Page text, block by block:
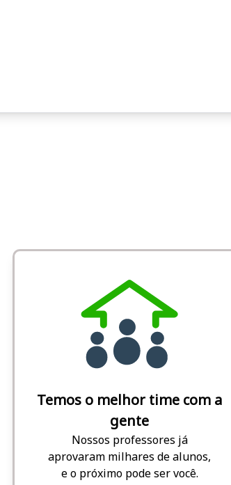
Temos o melhor time com a
gente
Nossos professores já
aprovaram milhares de alunos,
e o próximo pode ser você.